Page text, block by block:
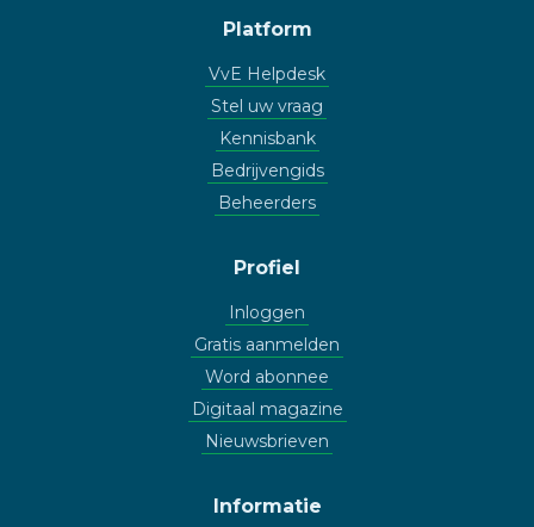
Platform
VvE Helpdesk
Stel uw vraag
Kennisbank
Bedrijvengids
Beheerders
Profiel
Inloggen
Gratis aanmelden
Word abonnee
Digitaal magazine
Nieuwsbrieven
Informatie